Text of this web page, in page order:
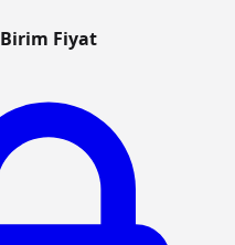
Birim Fiyat